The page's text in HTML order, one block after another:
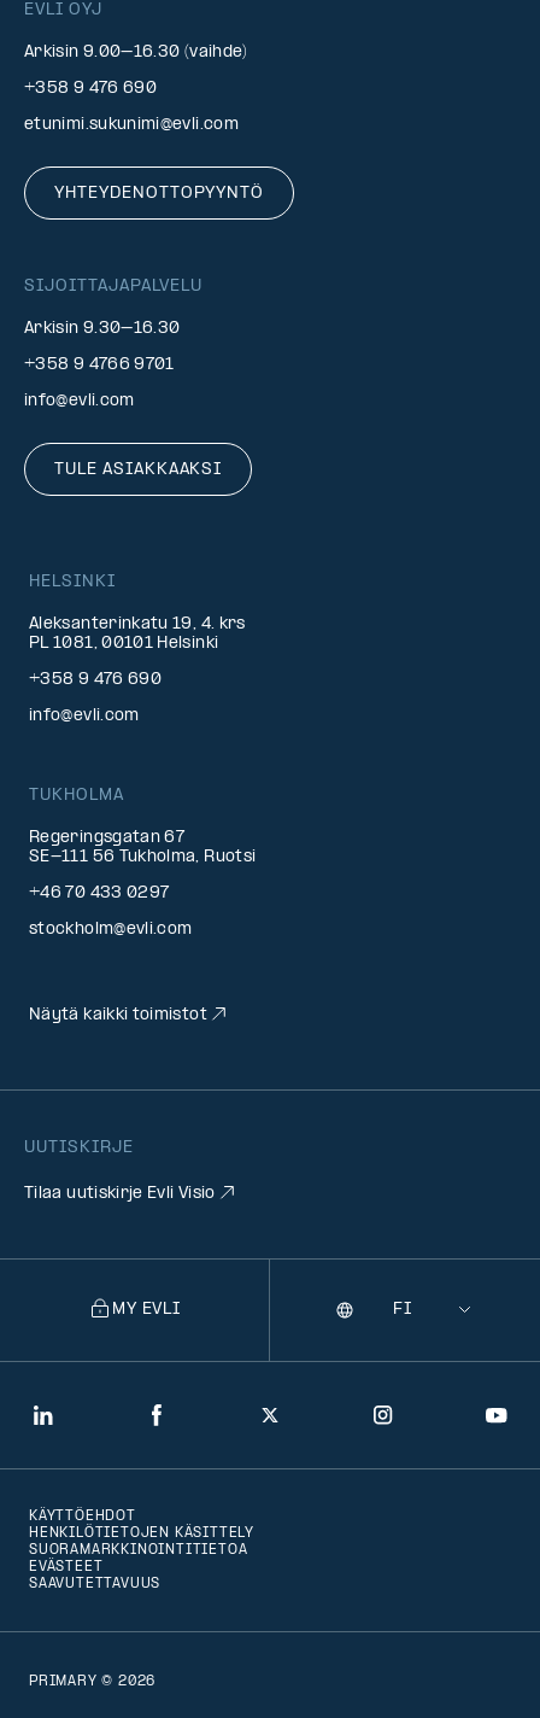
EVLI OYJ
Arkisin 9.00–16.30 (vaihde)
+358 9 476 690
etunimi.sukunimi@evli.com
YHTEYDENOTTOPYYNTÖ
SIJOITTAJAPALVELU
Arkisin 9.30–16.30
+358 9 4766 9701
info@evli.com
TULE ASIAKKAAKSI
UUTISKIRJE
Tilaa uutiskirje Evli Visio
HELSINKI
Aleksanterinkatu 19, 4. krs
PL 1081, 00101 Helsinki
+358 9 476 690
info@evli.com
TUKHOLMA
Regeringsgatan 67
SE-111 56 Tukholma, Ruotsi
+46 70 433 0297
stockholm@evli.com
Näytä kaikki toimistot
LinkedIn Facebook Twitter Instagram
MY EVLI
Selecting
the
Kieli
PRIMARY © 2026
KÄYTTÖEHDOT
HENKILÖTIETOJEN KÄSITTELY
SUORAMARKKINOINTITIETOA
EVÄSTEET
SAAVUTETTAVUUS